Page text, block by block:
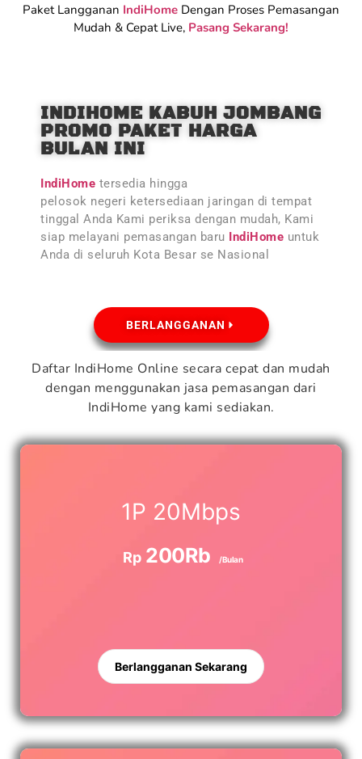
Paket Langganan IndiHome Dengan Proses Pemasangan
Mudah & Cepat Live, Pasang Sekarang!
INDIHOME KABUH JOMBANG
PROMO PAKET HARGA
BULAN INI
IndiHome tersedia hingga
pelosok negeri ketersediaan jaringan di tempat
tinggal Anda Kami periksa dengan mudah, Kami
siap melayani pemasangan baru IndiHome untuk
Anda di seluruh Kota Besar se Nasional
BERLANGGANAN
Daftar IndiHome Online secara cepat dan mudah
dengan menggunakan jasa pemasangan dari
IndiHome yang kami sediakan.
1P 20Mbps
Rp 200Rb /Bulan
Berlangganan Sekarang